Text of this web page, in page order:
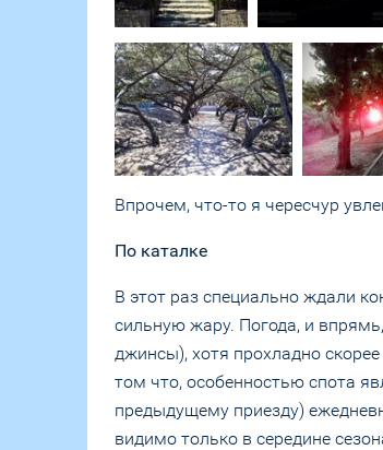
Впрочем, что-то я чересчур
По каталке
В этот раз специально ждали
сильную жару. Погода, и
джинсы), хотя прохладно
том что, особенностью спота
предыдущему приезду)
видимо только в середине